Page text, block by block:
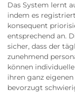
Das System lernt
indem es
konsequent
entsprechend an.
sicher, dass der
zunehmend
können
ihren ganz
bevorzugt